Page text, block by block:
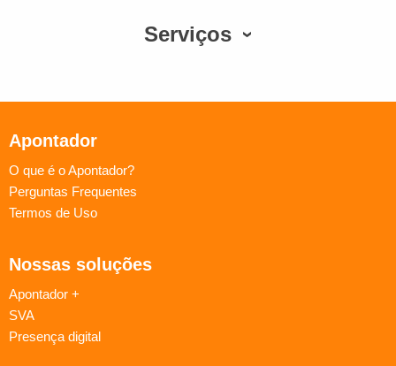
Serviços
Apontador
O que é o Apontador?
Perguntas Frequentes
Termos de Uso
Nossas soluções
Apontador +
SVA
Presença digital